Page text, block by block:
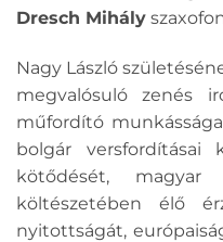
Dresch Mihály
Nagy László
megvalósuló zenés
műfordító
bolgár versfordításai
kötődését, magyar
költészetében élő
nyitottságát,